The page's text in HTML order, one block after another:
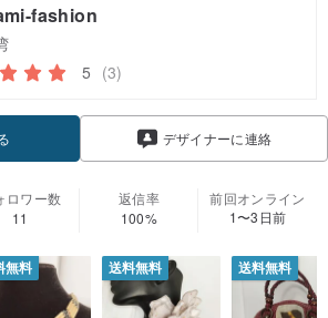
fashion
5 (3)
デザイナーに連絡
ロワー数
11
返信率
100%
前回オンライン
1〜3日前
無料 送料無料 送料無料